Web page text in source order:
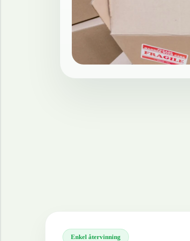
Enkel återvinning